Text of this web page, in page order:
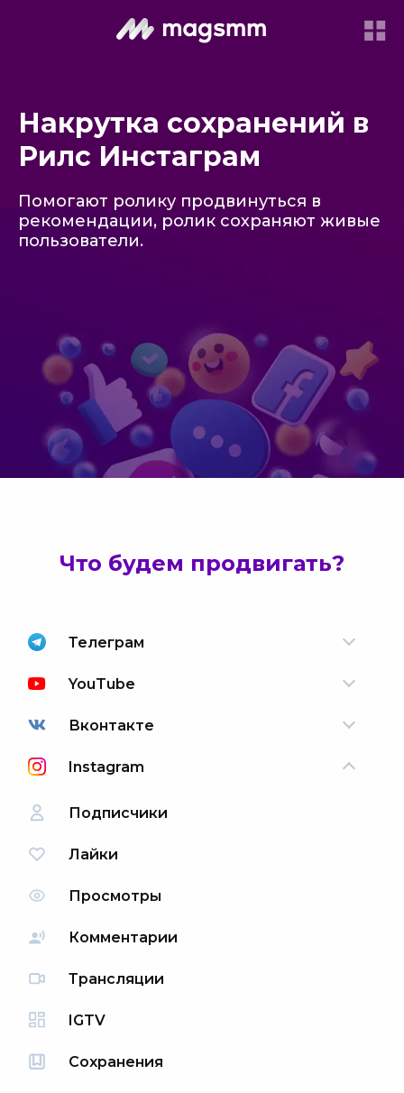
Накрутка сохранений в
Рилс Инстаграм
Помогают ролику продвинуться в
рекомендации, ролик сохраняют живые
пользователи.
Что будем продвигать?
Телеграм
YouTube
Вконтакте
Instagram
Подписчики
Лайки
Просмотры
Комментарии
Трансляции
IGTV
Сохранения